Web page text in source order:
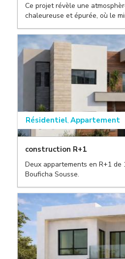
Ce projet révèle une
chaleureuse et épurée, où le
Résidentiel, Appartement
construction R+1
Deux appartements en R+1 de
Bouficha Sousse.